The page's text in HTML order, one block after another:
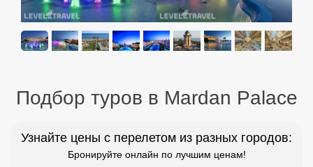
Подбор туров в Mardan Palace
Узнайте цены с перелетом из разных городов:
Бронируйте онлайн по лучшим ценам!